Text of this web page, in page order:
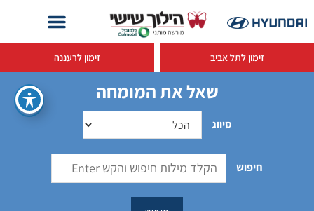
זימון לתל אביב זימון לרעננה
שאל את המומחה
סיווג
חיפוש